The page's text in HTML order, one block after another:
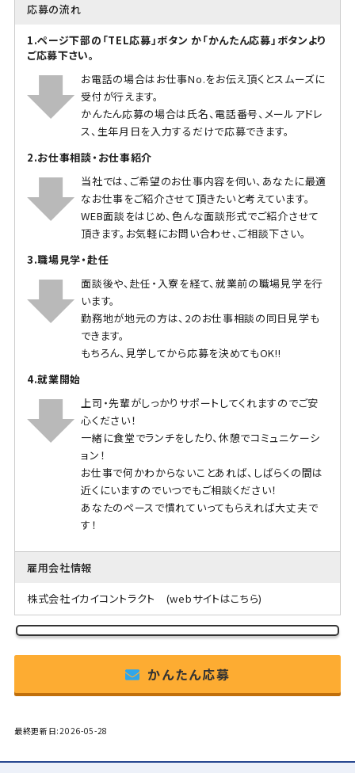
応募の流れ
1.ページ下部の「TEL応募」ボタン か「かんたん応募」ボタンより
ご応募下さい。
お電話の場合はお仕事No.をお伝え頂くとスムーズに
受付が行えます。
かんたん応募の場合は氏名、電話番号、メールアドレ
ス、生年月日を入力するだけで応募できます。
2.お仕事相談・お仕事紹介
当社では、ご希望のお仕事内容を伺い、あなたに最適
なお仕事をご紹介させて頂きたいと考えています。
WEB面談をはじめ、色んな面談形式でご紹介させて
頂きます。お気軽にお問い合わせ、ご相談下さい。
3.職場見学・赴任
面談後や、赴任・入寮を経て、就業前の職場見学を行
います。
勤務地が地元の方は、2のお仕事相談の同日見学も
できます。
もちろん、見学してから応募を決めてもOK!!
4.就業開始
上司・先輩がしっかりサポートしてくれますのでご安
心ください！
一緒に食堂でランチをしたり、休憩でコミュニケーシ
ョン！
お仕事で何かわからないことあれば、しばらくの間は
近くにいますのでいつでもご相談ください！
あなたのペースで慣れていってもらえれば大丈夫で
す！
雇用会社情報
株式会社イカイコントラクト (webサイトはこちら)
かんたん応募
最終更新日:2026-05-28